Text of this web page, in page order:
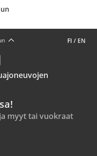
FI / EN
myyt tai vuokraat